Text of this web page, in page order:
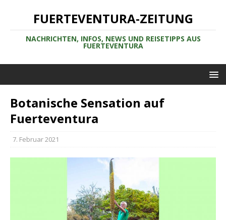
FUERTEVENTURA-ZEITUNG
NACHRICHTEN, INFOS, NEWS UND REISETIPPS AUS
FUERTEVENTURA
Botanische Sensation auf
Fuerteventura
7. Februar 2021